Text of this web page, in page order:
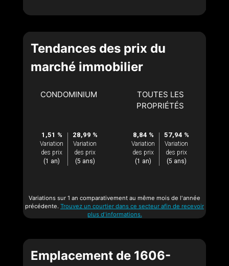
Tendances des prix du
marché immobilier
CONDOMINIUM
1,51 %
Variation
des prix
(1 an)
28,99 %
Variation
des prix
(5 ans)
TOUTES LES
PROPRIÉTÉS
8,84 %
Variation
des prix
(1 an)
57,94 %
Variation
des prix
(5 ans)
Variations sur 1 an comparativement au même mois de l'année
précédente. Trouvez un courtier dans ce secteur afin de recevoir
plus d'informations.
Emplacement de 1606-